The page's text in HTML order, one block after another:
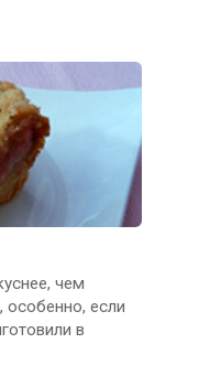
чем
особенно, если
в